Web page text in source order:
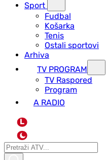
Sport
Fudbal
Košarka
Tenis
Ostali sportovi
Arhiva
TV PROGRAM
ТV Raspored
Program
A RADIO
L